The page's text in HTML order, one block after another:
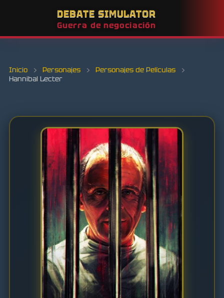
DEBATE SIMULATOR
Guerra de negociación
Inicio › Personajes › Personajes de Películas
›
Hannibal Lecter